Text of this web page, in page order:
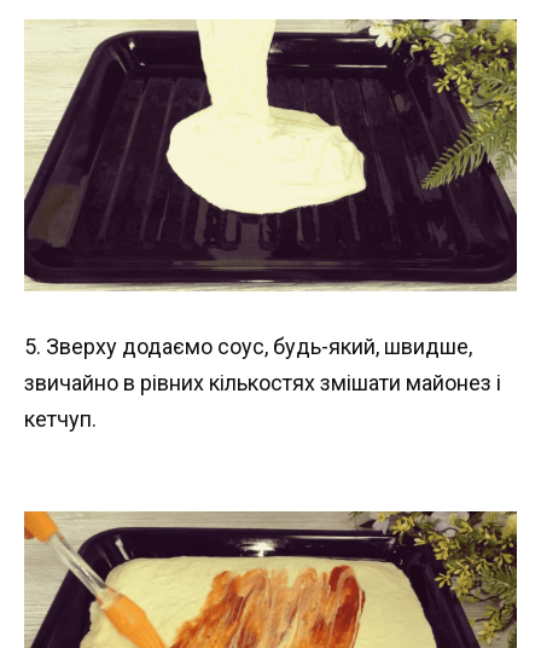
5. Зверху додаємо соус, будь-який, швидше,
звичайно в рівних кількостях змішати майонез і
кетчуп.